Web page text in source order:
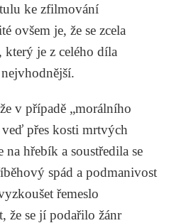
ke zfilmování
ovšem je, že se zcela
který je z celého díla
v případě „morálního
přes kosti mrtvých
na hřebík a soustředila se
spád a podmanivost
řemeslo
že se jí podařilo žánr